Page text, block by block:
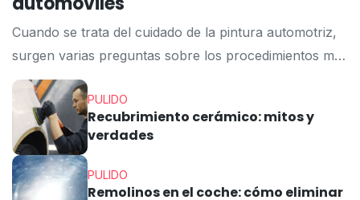
Cuando se trata del cuidado de la pintura automotriz,
surgen varias preguntas sobre los procedimientos más
efectivos para mantener el brillo y la protección del
automóvil. El encerado y el pulido son dos de los
métodos más comunes, pero tienen diferentes
propósitos y procesos. En este artículo, te
explicaremos la diferencia entre encerar y pulir, […]
PULIDO
Recubrimiento cerámico: mitos y
verdades
PULIDO
Remolinos en el coche: cómo eliminar